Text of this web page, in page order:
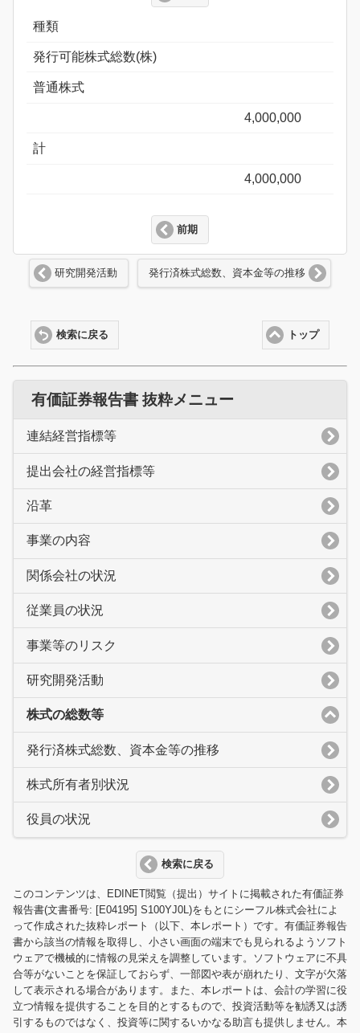
種類
発行可能株式総数(株)
普通株式
4,000,000
計
4,000,000
前期
研究開発活動 発行済株式総数、資本金等の推移
トップ
検索に戻る
有価証券報告書 抜粋メニュー
連結経営指標等
提出会社の経営指標等
沿革
事業の内容
関係会社の状況
従業員の状況
事業等のリスク
研究開発活動
株式の総数等
発行済株式総数、資本金等の推移
株式所有者別状況
役員の状況
検索に戻る
このコンテンツは、EDINET閲覧（提出）サイトに掲載された有価証券
報告書(文書番号: [E04195] S100YJ0L)をもとにシーフル株式会社によ
って作成された抜粋レポート（以下、本レポート）です。有価証券報告
書から該当の情報を取得し、小さい画面の端末でも見られるようソフト
ウェアで機械的に情報の見栄えを調整しています。ソフトウェアに不具
合等がないことを保証しておらず、一部図や表が崩れたり、文字が欠落
して表示される場合があります。また、本レポートは、会計の学習に役
立つ情報を提供することを目的とするもので、投資活動等を勧誘又は誘
引するものではなく、投資等に関するいかなる助言も提供しません。本